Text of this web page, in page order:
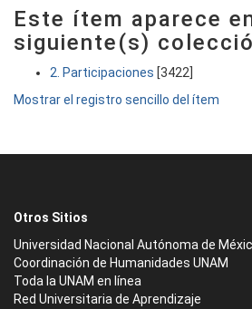
Este ítem aparece
siguiente(s)
2. Participaciones [3422]
Mostrar el registro sencillo del ítem
Otros Sitios
Universidad Nacional Autónoma de
Coordinación de Humanidades UNAM
Toda la UNAM en línea
Red Universitaria de Aprendizaje